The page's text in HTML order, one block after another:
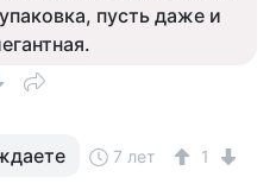
пусть даже и
7 лет 1